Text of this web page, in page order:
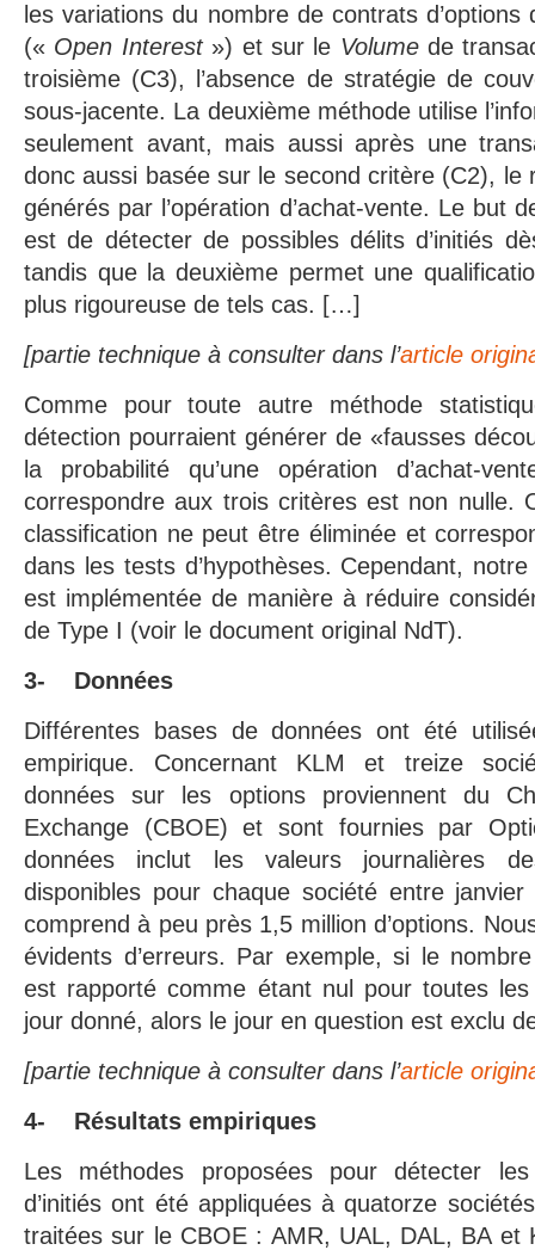
les variations du nombre de contrats
(« Open Interest») et sur le Volumede
troisième (C3), l’absence de stratégie de
sous-jacente. La deuxième méthode utilise
seulement avant, mais aussi après une
donc aussi basée sur le second critère (C2), le
générés par l’opération d’achat-vente. Le but
est de détecter de possibles délits d’initiés
tandis que la deuxième permet une
plus rigoureuse de tels cas. […]
[partie technique à consulter dans l’article
Comme pour toute autre méthode
détection pourraient générer de «fausses
la probabilité qu’une opération d’achat-
correspondre aux trois critères est non nulle.
classification ne peut être éliminée et
dans les tests d’hypothèses. Cependant,
est implémentée de manière à réduire
de Type I (voir le document original NdT).
3- Données
Différentes bases de données ont été
empirique. Concernant KLM et treize
données sur les options proviennent du
Exchange (CBOE) et sont fournies par
données inclut les valeurs journalières
disponibles pour chaque société entre
comprend à peu près 1,5 million d’options.
évidents d’erreurs. Par exemple, si le
est rapporté comme étant nul pour toutes
jour donné, alors le jour en question est exclu
[partie technique à consulter dans l’article
4- Résultats empiriques
Les méthodes proposées pour détecter
d’initiés ont été appliquées à quatorze
traitées sur le CBOE : AMR, UAL, DAL, BA et